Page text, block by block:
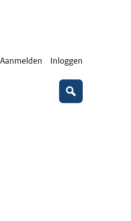
Aanmelden Inloggen
Zoeken